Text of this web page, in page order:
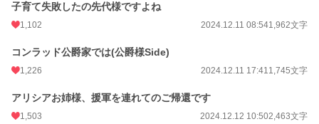
子育て失敗したの先代様ですよね
1,102 2024.12.11 08:541,962文字
コンラッド公爵家では(公爵様Side)
1,226 2024.12.11 17:411,745文字
アリシアお姉様、援軍を連れてのご帰還です
1,503 2024.12.12 10:502,463文字